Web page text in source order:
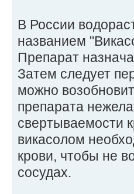
В России
названием
Препарат
Затем следует
можно
препарата
свертываемости
викасолом
крови, чтобы не
сосудах.